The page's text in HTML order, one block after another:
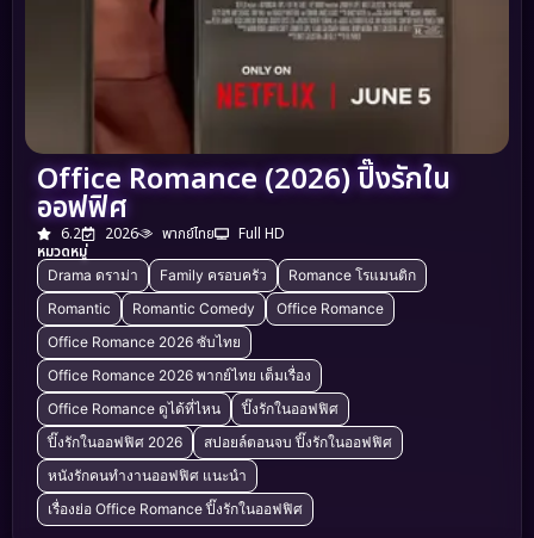
Office Romance (2026) ปิ๊งรักใน
ออฟฟิศ
6.2 2026 พากย์ไทย
Full HD
หมวดหมู่
Drama ดราม่า Family ครอบครัว
Romance โรแมนติก
Romantic
Romantic Comedy
Office Romance
Office Romance 2026 ซับไทย
Office Romance 2026 พากย์ไทย เต็มเรื่อง
Office Romance ดูได้ที่ไหน
ปิ๊งรักในออฟฟิศ
ปิ๊งรักในออฟฟิศ 2026
สปอยล์ตอนจบ ปิ๊งรักในออฟฟิศ
หนังรักคนทำงานออฟฟิศ แนะนำ
เรื่องย่อ Office Romance ปิ๊งรักในออฟฟิศ